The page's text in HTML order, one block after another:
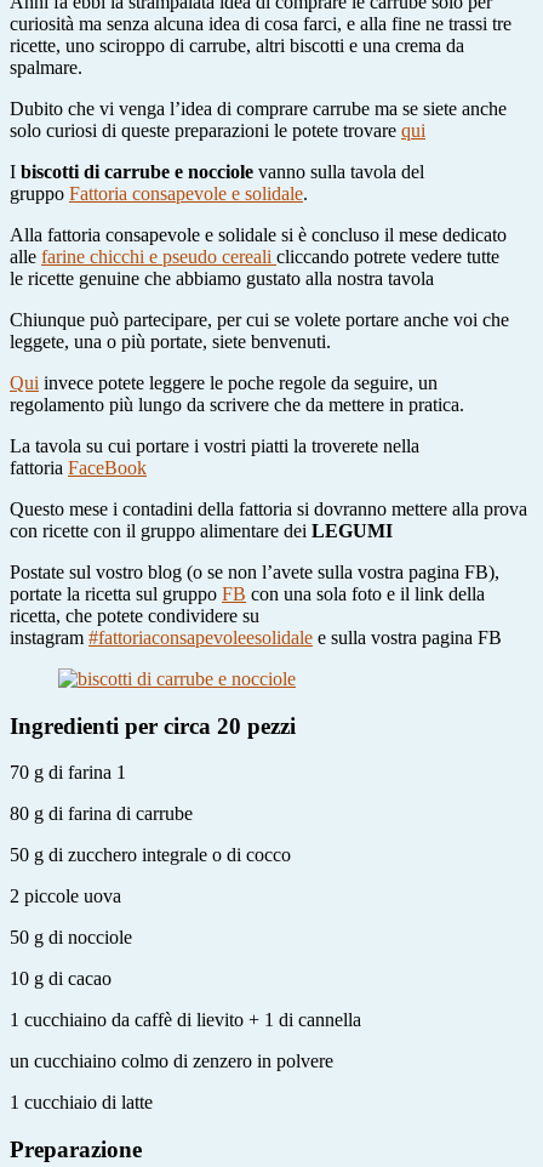
curiosità ma senza alcuna idea di cosa farci, e alla fine ne trassi tre
ricette, uno sciroppo di carrube, altri biscotti e una crema da
spalmare.
Dubito che vi venga l’idea di comprare carrube ma se siete anche
solo curiosi di queste preparazioni le potete trovare qui
I biscotti di carrube e nocciole vanno sulla tavola del
gruppo Fattoria consapevole e solidale.
Alla fattoria consapevole e solidale si è concluso il mese dedicato
alle farine chicchi e pseudo cereali cliccando potrete vedere tutte
le ricette genuine che abbiamo gustato alla nostra tavola
Chiunque può partecipare, per cui se volete portare anche voi che
leggete, una o più portate, siete benvenuti.
Qui invece potete leggere le poche regole da seguire, un
regolamento più lungo da scrivere che da mettere in pratica.
La tavola su cui portare i vostri piatti la troverete nella
fattoria FaceBook
Questo mese i contadini della fattoria si dovranno mettere alla prova
con ricette con il gruppo alimentare dei LEGUMI
Postate sul vostro blog (o se non l’avete sulla vostra pagina FB),
portate la ricetta sul gruppo FB con una sola foto e il link della
ricetta, che potete condividere su
instagram #fattoriaconsapevoleesolidale e sulla vostra pagina FB
Ingredienti per circa 20 pezzi
70 g di farina 1
80 g di farina di carrube
50 g di zucchero integrale o di cocco
2 piccole uova
50 g di nocciole
10 g di cacao
1 cucchiaino da caffè di lievito + 1 di cannella
un cucchiaino colmo di zenzero in polvere
1 cucchiaio di latte
Preparazione